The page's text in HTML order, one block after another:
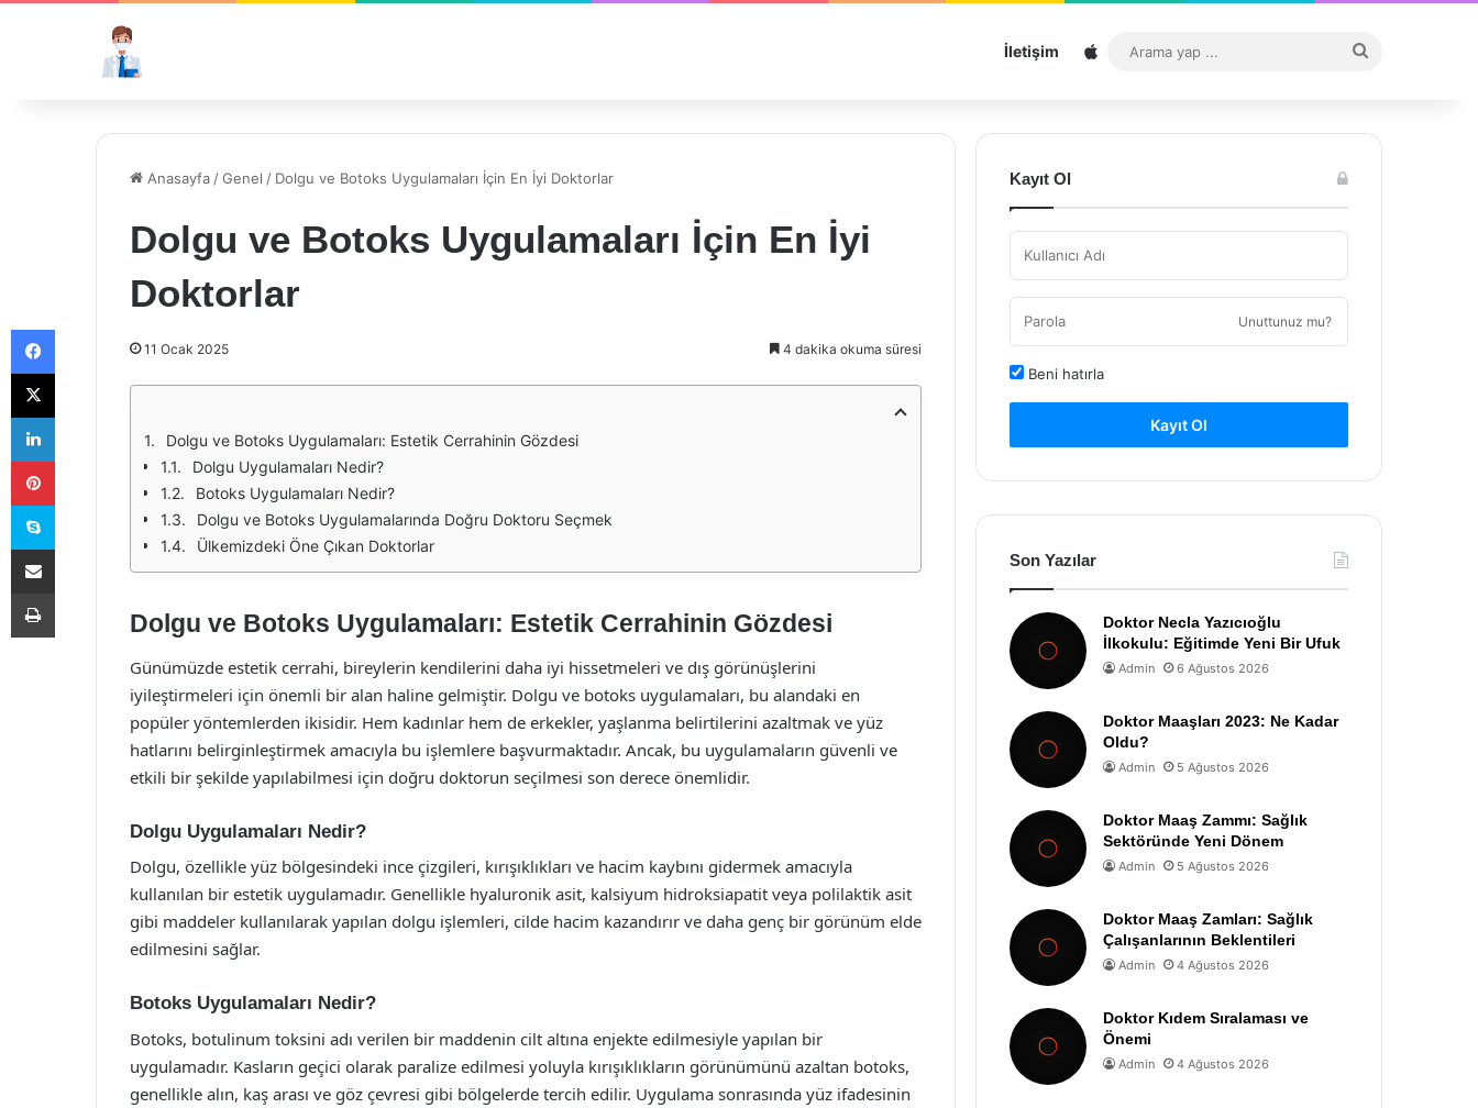
İletişim Sitemap
...
Anasayfa /Genel / Dolgu ve Botoks Uygulamaları İçin En İyi Doktorlar
Dolgu ve Botoks Uygulamaları İçin En İyi
Doktorlar
11 Ocak 2025 4 dakika okuma süresi
Dolgu ve Botoks Uygulamaları: Estetik Cerrahinin Gözdesi
Dolgu Uygulamaları Nedir?
Botoks Uygulamaları Nedir?
Dolgu ve Botoks Uygulamalarında Doğru Doktoru Seçmek
Ülkemizdeki Öne Çıkan Doktorlar
Dolgu ve Botoks Uygulamaları: Estetik Cerrahinin Gözdesi
Günümüzde estetik cerrahi, bireylerin kendilerini daha iyi hissetmeleri ve dış görünüşlerini
iyileştirmeleri için önemli bir alan haline gelmiştir. Dolgu ve botoks uygulamaları, bu alandaki en
popüler yöntemlerden ikisidir. Hem kadınlar hem de erkekler, yaşlanma belirtilerini azaltmak ve yüz
hatlarını belirginleştirmek amacıyla bu işlemlere başvurmaktadır. Ancak, bu uygulamaların güvenli ve
etkili bir şekilde yapılabilmesi için doğru doktorun seçilmesi son derece önemlidir.
Dolgu Uygulamaları Nedir?
Dolgu, özellikle yüz bölgesindeki ince çizgileri, kırışıklıkları ve hacim kaybını gidermek amacıyla
kullanılan bir estetik uygulamadır. Genellikle hyaluronik asit, kalsiyum hidroksiapatit veya polilaktik asit
gibi maddeler kullanılarak yapılan dolgu işlemleri, cilde hacim kazandırır ve daha genç bir görünüm elde
edilmesini sağlar.
Botoks Uygulamaları Nedir?
Botoks, botulinum toksini adı verilen bir maddenin cilt altına enjekte edilmesiyle yapılan bir
uygulamadır. Kasların geçici olarak paralize edilmesi yoluyla kırışıklıkların görünümünü azaltan botoks,
genellikle alın, kaş arası ve göz çevresi gibi bölgelerde tercih edilir. Uygulama sonrasında yüz ifadesinin
Kayıt Ol
Unuttunuz mu?
Beni hatırla
Kayıt Ol
Son Yazılar
Doktor Necla Yazıcıoğlu
İlkokulu: Eğitimde Yeni Bir Ufuk
Admin 6 Ağustos 2026
Doktor Maaşları 2023: Ne Kadar
Oldu?
Admin 5 Ağustos 2026
Doktor Maaş Zammı: Sağlık
Sektöründe Yeni Dönem
Admin 5 Ağustos 2026
Doktor Maaş Zamları: Sağlık
Çalışanlarının Beklentileri
Admin 4 Ağustos 2026
Doktor Kıdem Sıralaması ve
Önemi
Admin 4 Ağustos 2026
Facebook
X
LinkedIn
Pinterest
Skype
E-Posta ile paylaş